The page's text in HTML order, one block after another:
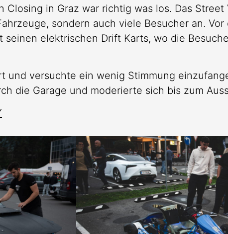
Closing in Graz war richtig was los. Das
sondern auch viele Besucher an.
seinen elektrischen Drift Karts, wo die
und versuchte ein wenig Stimmung
die Garage und moderierte sich bis zum